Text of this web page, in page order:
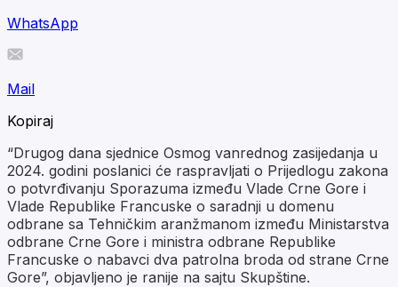
WhatsApp
Mail
Kopiraj
“Drugog dana sjednice Osmog vanrednog zasijedanja u
2024. godini poslanici će raspravljati o Prijedlogu zakona
o potvrđivanju Sporazuma između Vlade Crne Gore i
Vlade Republike Francuske o saradnji u domenu
odbrane sa Tehničkim aranžmanom između Ministarstva
odbrane Crne Gore i ministra odbrane Republike
Francuske o nabavci dva patrolna broda od strane Crne
Gore”, objavljeno je ranije na sajtu Skupštine.